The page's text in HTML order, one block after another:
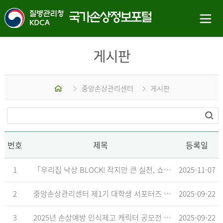
게시판
중앙손상관리센터 게시판
번호 제목 등록일
1 「우리집 낙상 BLOCK! 작지만 큰 실천, 쇼츠 챌린지」 수상작 발표 2025-11-07
2 중앙손상관리센터 제1기 대학생 서포터즈 합격자 발표 2025-09-22
3 2025년 손상예방 인식제고 캐릭터 공모전 결과발표 지연 안내 2025-09-22